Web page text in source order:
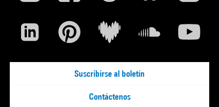
Suscribirse al boletín
Contáctenos